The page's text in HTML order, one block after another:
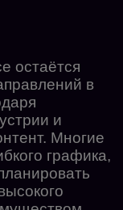
остаётся
в
и
Многие
графика,